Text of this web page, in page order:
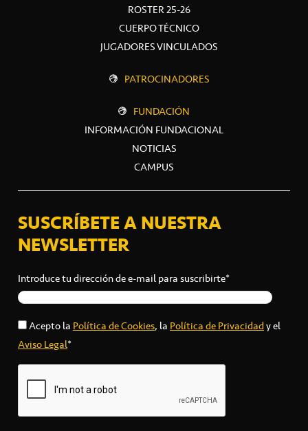
ROSTER 25-26
CUERPO TÉCNICO
JUGADORES VINCULADOS
PATROCINADORES
FUNDACIÓN
INFORMACIÓN FUNDACIONAL
NOTICIAS
CAMPUS
SUSCRÍBETE A NUESTRA
NEWSLETTER
Introduce tu dirección de e-mail para suscribirte*
Acepto laPolítica de Cookies, laPolítica de Privacidady el
Aviso Legal*